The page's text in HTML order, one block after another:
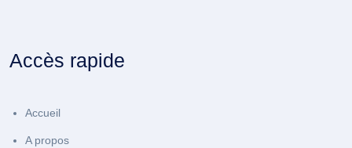
Accès rapide
Accueil
A propos